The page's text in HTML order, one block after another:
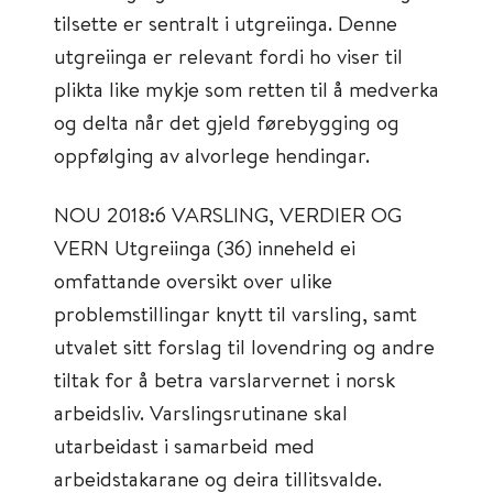
tilsette er sentralt i utgreiinga. Denne
utgreiinga er relevant fordi ho viser til
plikta like mykje som retten til å medverka
og delta når det gjeld førebygging og
oppfølging av alvorlege hendingar.
NOU 2018:6 VARSLING, VERDIER OG
VERN Utgreiinga (36) inneheld ei
omfattande oversikt over ulike
problemstillingar knytt til varsling, samt
utvalet sitt forslag til lovendring og andre
tiltak for å betra varslarvernet i norsk
arbeidsliv. Varslingsrutinane skal
utarbeidast i samarbeid med
arbeidstakarane og deira tillitsvalde.